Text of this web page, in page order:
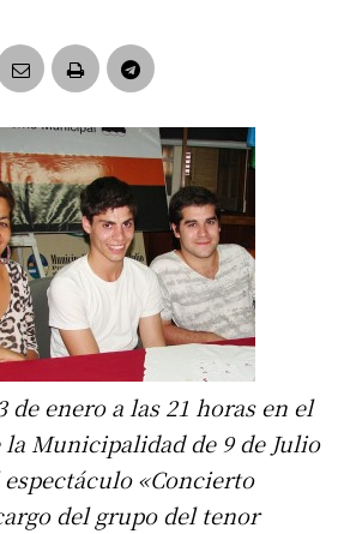
de enero a las 21 horas en el
la Municipalidad de 9 de Julio
«Concierto
del grupo del tenor